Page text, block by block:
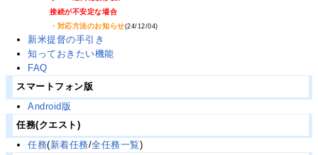
接続が不安定な場合
・対応方法のお知らせ(24/12/04)
新米提督の手引き
知っておきたい機能
FAQ
スマートフォン版
Android版
任務(クエスト)
任務(新着任務/全任務一覧)